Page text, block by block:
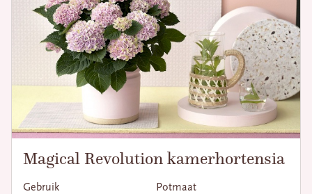
Magical Revolution kamerhortensia
Gebruik
Potmaat